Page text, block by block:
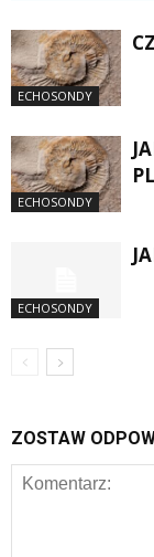
ECHOSONDY
ECHOSONDY
ECHOSONDY
ZOSTAW